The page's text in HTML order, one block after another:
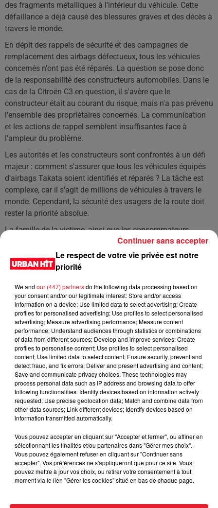
des fragments métalliques à l'intérieur du véhicule. Cette
défaillance a déjà causé des blessures graves et des décès à
travers le monde.
En dépit des rappels de sécurité et des campagnes de
remplacement des airbags défectueux, tous les véhicules
concernés n'ont pas été réparés. La question se pose donc
de la responsabilité des constructeurs automobiles. Dans le
cas de la Citroën C3 en question, il s'avère que le
constructeur était au courant du risque, mais n'a pas prévenu
l'ensemble des propriétaires concernés. La communication
et les actions de rappel semblent insuffisantes face à
l'ampleur du problème.
Les autorités et les constructeurs sont confrontés à un défi
majeur : comment s'assurer que tous les véhicules équipés
d'airbags Takata soient identifiés et réparés ? La tâche est
complexe, car il s'agit de millions de véhicules à travers le
monde. Cependant, la sécurité des usagers de la route doit
rester la priorité absolue.
La famille de la victime, ainsi que les consommateurs,
attendent des réponses et des actions concrètes. La
confiance dans la sécurité des véhicules est ébranlée, et il
est essentiel de restaurer cette confiance par une
cette mère de famille rappelle l'urgence de résoudre ce
problème de sécurité publique.
LES DERNIÈRES NEWS Voir plus
Jay-Z se bat contre la grand-mère
d'un homme prétendant être son fils
Cassie met fin à une ex-escorte
masculine dans sa bataille...
Des vitres tombent de la tour
Le respect de votre vie privée est notre
priorité
We and our (447) partnersdo the following data processing based on
your consent and/or our legitimate interest: Store and/or access
information on a device; Use limited data to select advertising; Create
profiles for personalised advertising; Use profiles to select personalised
advertising; Measure advertising performance; Measure content
performance; Understand audiences through statistics or combinations
of data from different sources; Develop and improve services; Create
profiles to personalise content; Use profiles to select personalised
content; Use limited data to select content; Ensure security, prevent and
detect fraud, and fix errors; Deliver and present advertising and content;
Save and communicate privacy choices. These technologies may
process personal data such as IP address and browsing data to offer
following functionalities: Identify devices based on information actively
requested; Use precise geolocation data; Match and combine data from
other data sources; Link different devices; Identify devices based on
information transmitted automatically.
Vous pouvez accepter en cliquant sur "Accepter et fermer", ou affiner en
sélectionnant les finalités et/ou partenaires dans "Gérer mes choix".
Vous pouvez également refuser en cliquant sur "Continuer sans
accepter". Vos préférences ne s'appliqueront que pour ce site. Vous
pouvez mettre à jour vos choix, ou retirer votre consentement à tout
moment via le lien "Gérer les cookies" situé en bas de chaque page.
Continuer sans accepter